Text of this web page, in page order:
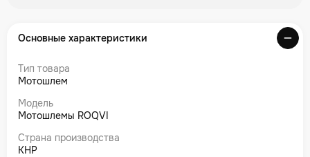
Основные характеристики
Тип товара
Мотошлем
Модель
Мотошлемы ROQVI
Страна производства
КНР